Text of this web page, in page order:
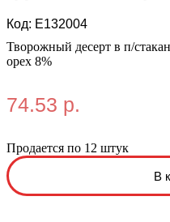
Код: E132004
Творожный десерт в п/
орех 8%
74.53 р.
Продается по 12 штук